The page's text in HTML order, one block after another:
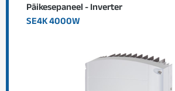
Päikesepaneel - Inverter
SE4K 4000W